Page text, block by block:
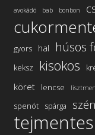
avokádó bab bonbon
gyors hal húsos
keksz kisokos
köret lencse
spenót spárga
tejmentes